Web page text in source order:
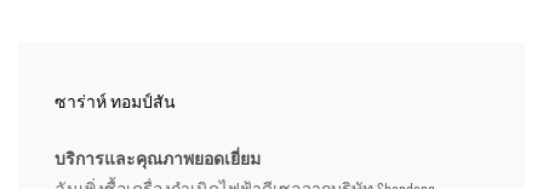
ซาร่าห์ ทอมป์สัน
บริการและคุณภาพยอดเยี่ยม